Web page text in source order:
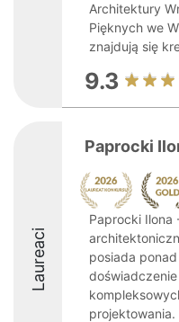
Architektury
Pięknych we
znajdują się
9.3
Laureaci
Paprocki
Paprocki Ilona
posiada